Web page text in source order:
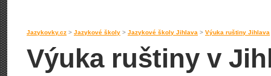
Jazykovky.cz > Jazykové školy > Jazykové školy Jihlava > Výuka ruštiny Jihlava
Výuka ruštiny v